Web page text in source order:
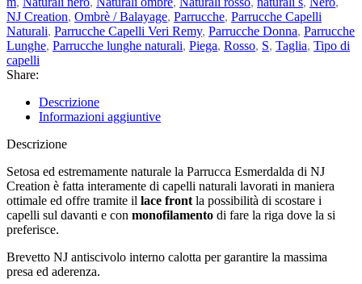
NJ Creation, Ombrè / Balayage, Parrucche, Parrucche Capelli
Naturali, Parrucche Capelli Veri Remy, Parrucche Donna, Parrucche
Lunghe, Parrucche lunghe naturali, Piega, Rosso, S, Taglia, Tipo di
capelli
Share:
Descrizione
Informazioni aggiuntive
Descrizione
Setosa ed estremamente naturale la Parrucca Esmerdalda di NJ
Creation è fatta interamente di capelli naturali lavorati in maniera
ottimale ed offre tramite il lace front la possibilità di scostare i
capelli sul davanti e con monofilamento di fare la riga dove la si
preferisce.
Brevetto NJ antiscivolo interno calotta per garantire la massima
presa ed aderenza.